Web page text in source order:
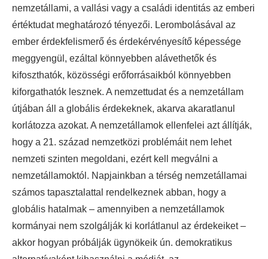
nemzetállami, a vallási vagy a családi identitás az emberi
értéktudat meghatározó tényezői. Lerombolásával az
ember érdekfelismerő és érdekérvényesítő képessége
meggyengül, ezáltal könnyebben alávethetők és
kifoszthatók, közösségi erőforrásaikból könnyebben
kiforgathatók lesznek. A nemzettudat és a nemzetállam
útjában áll a globális érdekeknek, akarva akaratlanul
korlátozza azokat. A nemzetállamok ellenfelei azt állítják,
hogy a 21. század nemzetközi problémáit nem lehet
nemzeti szinten megoldani, ezért kell megválni a
nemzetállamoktól. Napjainkban a térség nemzetállamai
számos tapasztalattal rendelkeznek abban, hogy a
globális hatalmak – amennyiben a nemzetállamok
kormányai nem szolgálják ki korlátlanul az érdekeiket –
akkor hogyan próbálják ügynökeik ún. demokratikus